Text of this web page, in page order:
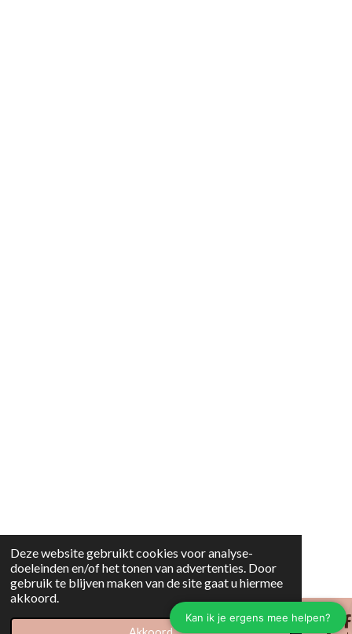
Deze website gebruikt cookies voor analyse-
doeleinden en/of het tonen van advertenties. Door
gebruik te blijven maken van de site gaat u hiermee
akkoord.